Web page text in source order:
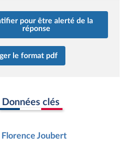
pour être alerté de la
réponse
le format pdf
Données clés
Florence Joubert